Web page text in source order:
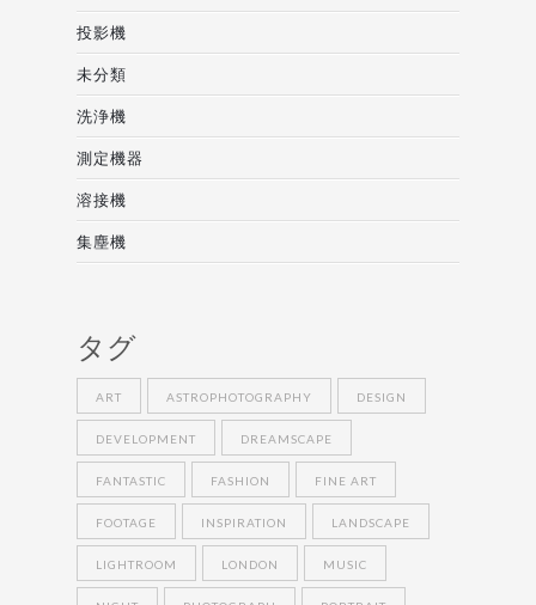
投影機
未分類
洗浄機
測定機器
溶接機
集塵機
タグ
ART ASTROPHOTOGRAPHY DESIGN
DEVELOPMENT DREAMSCAPE
FANTASTIC FASHION FINE ART
FOOTAGE INSPIRATION LANDSCAPE
LIGHTROOM LONDON MUSIC